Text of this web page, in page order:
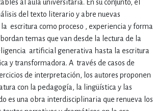
al aula universitaria. En su conjunto, el
del texto literario y abre nuevas
escritura como proceso , experiencia y forma
temas que van desde la lectura de la
artificial generativa hasta la escritura
y transformadora. A través de casos de
de interpretación, los autores proponen
con la pedagogía, la lingüística y las
es una obra interdisciplinaria que renueva los